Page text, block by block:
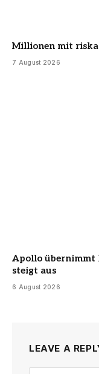
Millionen mit
7 August 2026
Apollo übernimmt
steigt aus
6 August 2026
LEAVE A